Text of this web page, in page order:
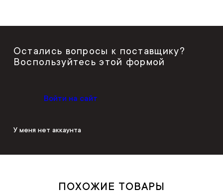
Остались вопросы к поставщику?
Воспользуйтесь этой формой
Войти на сайт
У меня нет аккаунта
ПОХОЖИЕ ТОВАРЫ